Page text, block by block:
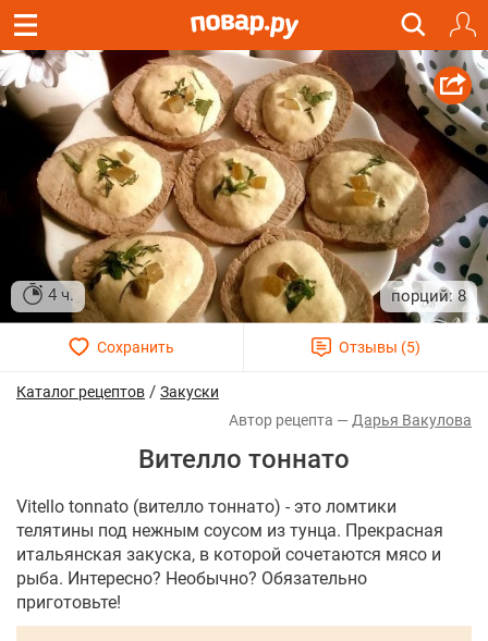
4 ч. 8
Каталог рецептов / Закуски
Дарья Вакулова
Вителло тоннато
Vitello tonnato (вителло тоннато) - это ломтики
телятины под нежным соусом из тунца. Прекрасная
итальянская закуска, в которой сочетаются мясо и
рыба. Интересно? Необычно? Обязательно
приготовьте!